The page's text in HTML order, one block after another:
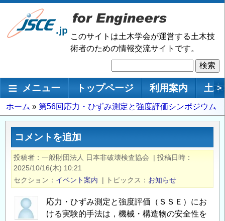
メ
ン
移
このサイトは土木学会が運営する土木技
術者のための情報交流サイトです。
索
メインナビゲーション
メニュー トップページ 利用案内 土 >
パ
ン
ず
ホーム 第56回応力・ひずみ測定と強度評価シンポジウム
コメントを追加
投稿者 一般財団法人 日本非破壊検査協会 | 投稿日時
2025/10/16(木) 10:21
セクション
イベント案内 | トピックス お知らせ
応力・ひずみ測定と強度評価（ＳＳＥ）にお
ける実験的手法は，機械・構造物の安全性を